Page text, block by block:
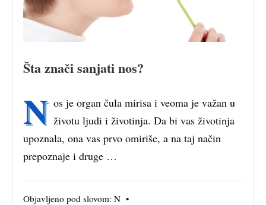
Šta znači sanjati nos?
N os je organ čula mirisa i veoma je važan u
životu ljudi i životinja. Da bi vas životinja
upoznala, ona vas prvo omiriše, a na taj način
prepoznaje i druge …
Objavljeno pod slovom: N •